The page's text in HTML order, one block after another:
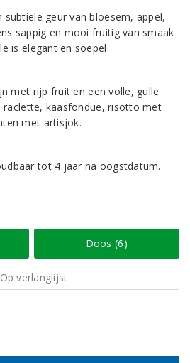
geur van bloesem, appel,
sappig en mooi fruitig van smaak
is elegant en soepel.
met rijp fruit en een volle, gulle
raclette, kaasfondue, risotto met
met artisjok.
tot 4 jaar na oogstdatum.
Doos (6)
Op verlanglijst